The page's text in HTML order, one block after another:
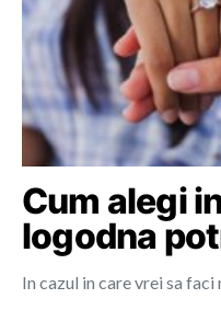
Cum alegi
logodna
In cazul in care vrei sa